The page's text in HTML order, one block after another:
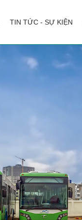
TIN TỨC - SỰ KIỆN